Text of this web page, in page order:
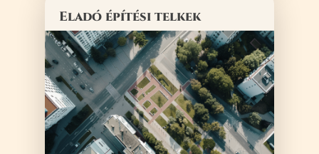
Eladó építési telkek